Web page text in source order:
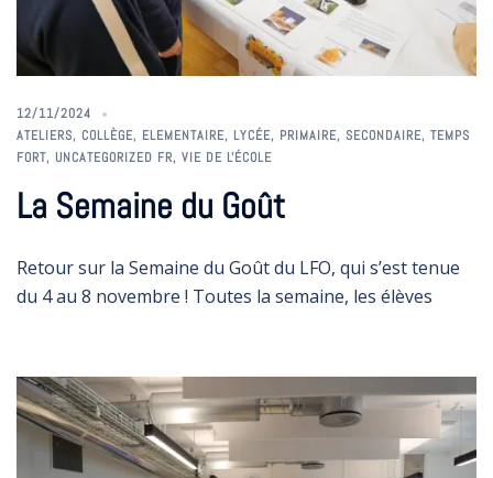
12/11/2024
ATELIERS, COLLÈGE, ELEMENTAIRE, LYCÉE, PRIMAIRE, SECONDAIRE, TEMPS
FORT, UNCATEGORIZED FR, VIE DE L'ÉCOLE
La Semaine du Goût
Retour sur la Semaine du Goût du LFO, qui s’est tenue
du 4 au 8 novembre ! Toutes la semaine, les élèves